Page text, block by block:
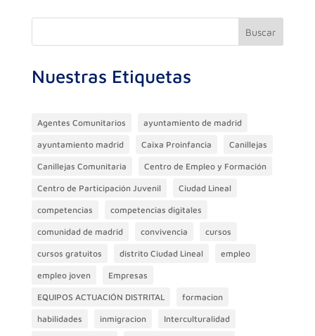
b
k
a A dI ar
Buscar
Nuestras Etiquetas
Agentes Comunitarios ayuntamiento de madrid
ayuntamiento madrid Caixa Proinfancia Canillejas
Canillejas Comunitaria Centro de Empleo y Formación
Centro de Participación Juvenil Ciudad Lineal
competencias competencias digitales
comunidad de madrid convivencia cursos
cursos gratuitos distrito Ciudad Lineal empleo
empleo joven Empresas
EQUIPOS ACTUACIÓN DISTRITAL formacion
habilidades inmigracion Interculturalidad